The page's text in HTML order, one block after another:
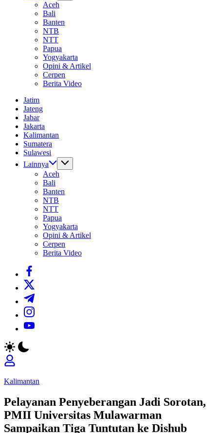
Aceh
Bali
Banten
NTB
NTT
Papua
Yogyakarta
Opini & Artikel
Cerpen
Berita Video
Jatim
Jateng
Jabar
Jakarta
Kalimantan
Sumatera
Sulawesi
Lainnya
Aceh
Bali
Banten
NTB
NTT
Papua
Yogyakarta
Opini & Artikel
Cerpen
Berita Video
https://www.facebook.com/
https://twitter.com/
https://t.me/
https://www.instagram.com/
https://youtube.com/
Kalimantan
Pelayanan Penyeberangan Jadi Sorotan,
PMII Universitas Mulawarman
Sampaikan Tiga Tuntutan ke Dishub